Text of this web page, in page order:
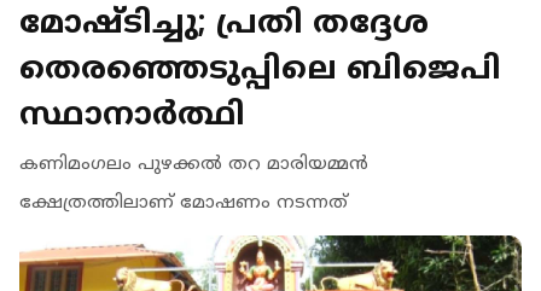
മോഷ്ടിച്ചു; പ്രതി തദ്ദേശ
തെരഞ്ഞെടുപ്പിലെ ബിജെപി
സ്ഥാനാര്‍ത്ഥി
കണിമംഗലം പുഴക്കല്‍ തറ മാരിയമ്മന്‍
ക്ഷേത്രത്തിലാണ് മോഷണം നടന്നത്